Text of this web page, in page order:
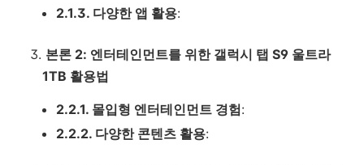
2.1.3. 다양한 앱 활용:
본론 2: 엔터테인먼트를 위한 갤럭시 탭 S9 울트라
1TB 활용법
2.2.1. 몰입형 엔터테인먼트 경험:
2.2.2. 다양한 콘텐츠 활용: